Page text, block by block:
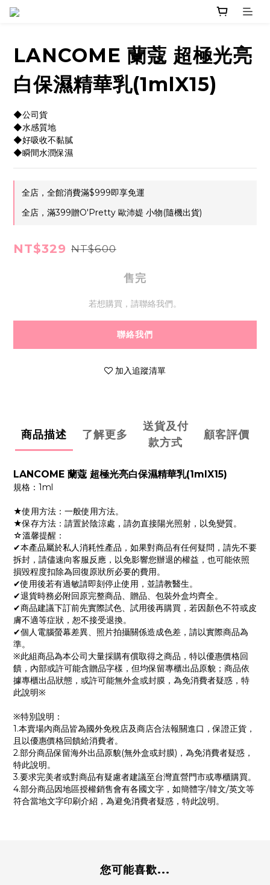
LANCOME 蘭蔻 超極光亮
白保濕精華乳(1mlX15)
◆公司貨
◆水感質地
◆好吸收不黏膩
◆瞬間水潤保濕
全店，全館消費滿$999即享免運
全店，滿399贈O'Pretty 歐沛媞 小物(隨機出貨)
NT$329 NT$600
售完
若想購買，請聯絡我們。
聯絡我們
加入追蹤清單
商品描述 了解更多
送貨及付
款方式
顧客評價
LANCOME 蘭蔻 超極光亮白保濕精華乳(1mlX15)
規格：1ml
★使用方法：一般使用方法。
★保存方法：請置於陰涼處，請勿直接陽光照射，以免變質。
☆溫馨提醒：
✔本產品屬於私人消耗性產品，如果對商品有任何疑問，請先不要
拆封，請儘速向客服反應，以免影響您辦退的權益，也可能依照
損毀程度扣除為回復原狀所必要的費用。
✔使用後若有過敏請即刻停止使用，並請教醫生。
✔退貨時務必附回原完整商品、贈品、包裝外盒均齊全。
✔商品建議下訂前先實際試色、試用後再購買，若因顏色不符或皮
膚不適等症狀，恕不接受退換。
✔個人電腦螢幕差異、照片拍攝關係造成色差，請以實際商品為
準。
※此組商品為本公司大量採購有償取得之商品，特以優惠價格回
饋，內部或許可能含贈品字樣，但均保留專櫃出品原貌；商品依
據專櫃出品狀態，或許可能無外盒或封膜，為免消費者疑惑，特
此說明※
※特別說明：
1.本賣場內商品皆為國外免稅店及商店合法報關進口，保證正貨，
且以優惠價格回饋給消費者。
2.部分商品保留海外出品原貌(無外盒或封膜)，為免消費者疑惑，
特此說明。
3.要求完美者或對商品有疑慮者建議至台灣直營門市或專櫃購買。
4.部分商品因地區授權銷售會有各國文字，如簡體字/韓文/英文等
符合當地文字印刷介紹，為避免消費者疑惑，特此說明。
您可能喜歡...